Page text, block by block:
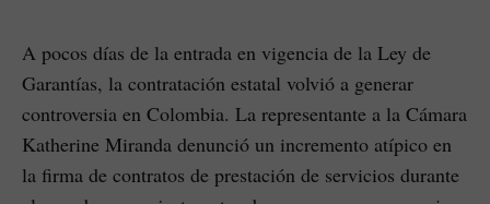
A pocos días de la entrada en vigencia de la Ley de
Garantías, la contratación estatal volvió a generar
controversia en Colombia. La representante a la Cámara
Katherine Miranda denunció un incremento atípico en
la firma de contratos de prestación de servicios durante